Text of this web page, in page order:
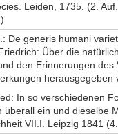
Leiden, 1735. (2.
De generis humani
Über die
den Erinnerungen
In so verschiedenen
überall ein und dieselbe
VII.I. Leipzig 1841